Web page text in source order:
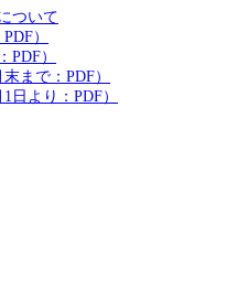
ついて
）
PDF）
まで：PDF）
日より：PDF）